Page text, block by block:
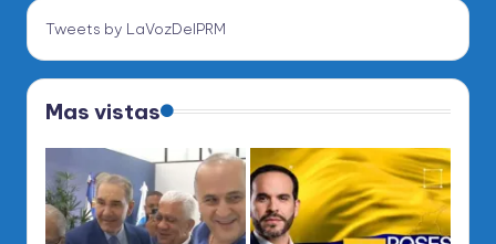
Tweets by LaVozDelPRM
Mas vistas